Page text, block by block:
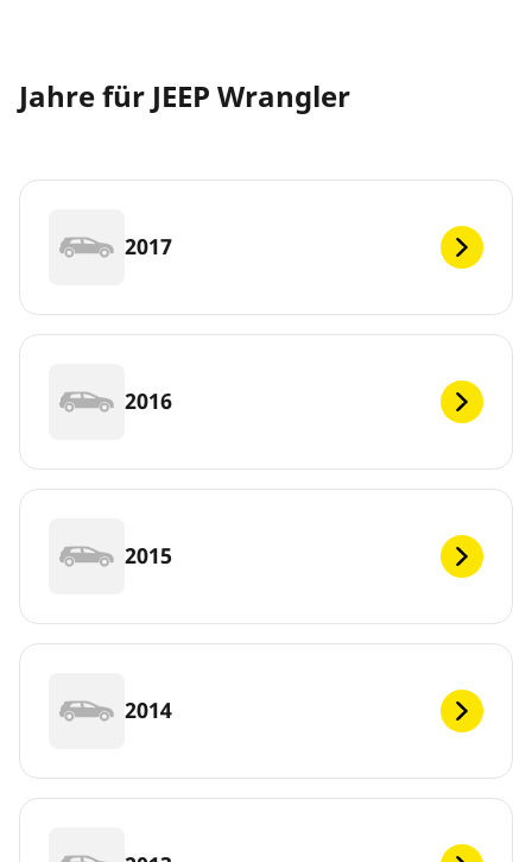
Jahre für JEEP Wrangler
2017
2016
2015
2014